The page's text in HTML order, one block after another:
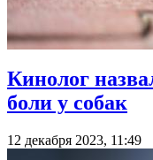
Кинолог
боли у собак
12 декабря 2023, 11:49